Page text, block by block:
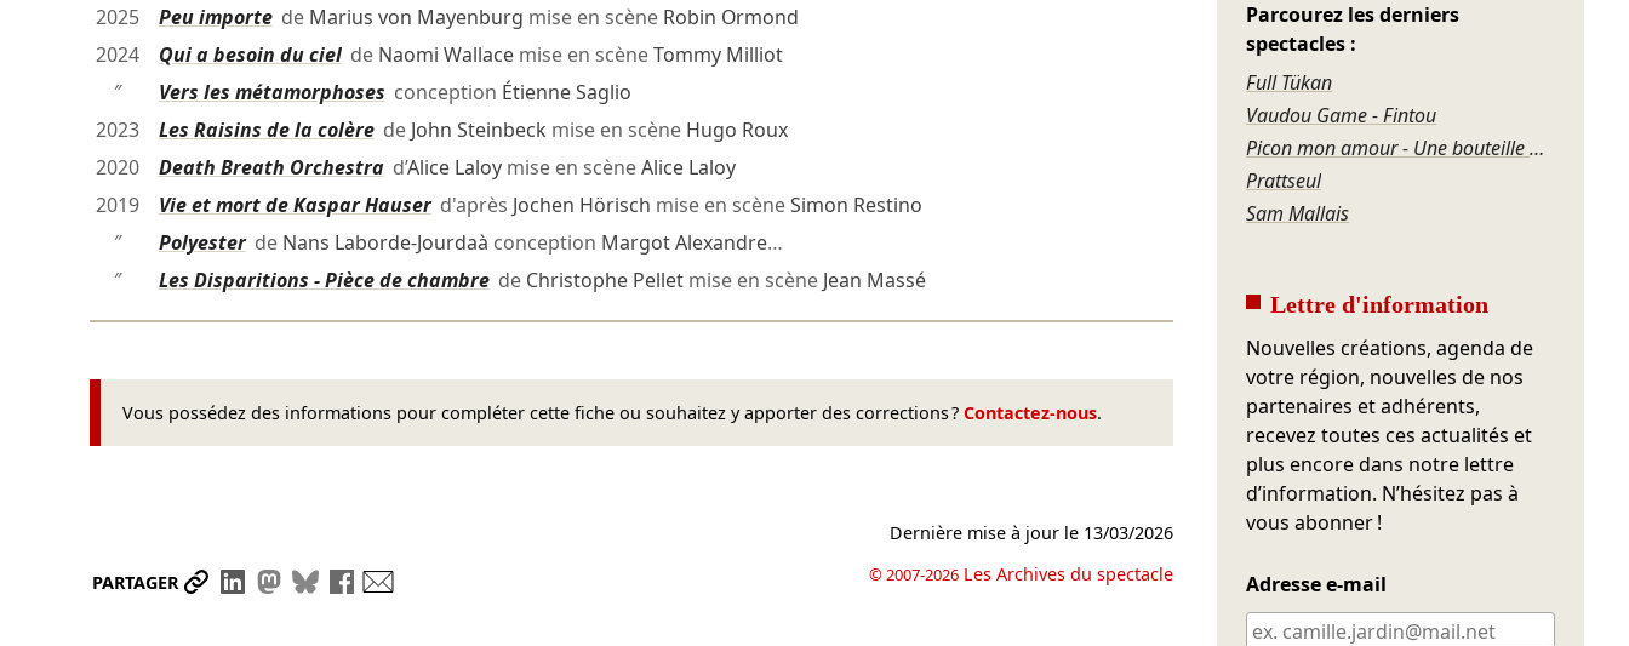
2025
Peu importede Marius von Mayenburg mise en scène Robin Ormond
2024
Qui a besoin du cielde Naomi Wallacemise en scèneTommy Milliot
″
Vers les métamorphoses conception Étienne Saglio
2023
Les Raisins de la colèrede John Steinbeck mise en scène Hugo Roux
2020
Death Breath Orchestrad’Alice Laloymise en scèneAlice Laloy
2019
Vie et mort de Kaspar Hauserd'après Jochen Hörisch mise en scèneSimon Restino
″
Polyesterde Nans Laborde-Jourdaà conception Margot Alexandre…
″
Les Disparitions - Pièce de chambrede Christophe Pelletmise en scène Jean Massé
Vous possédez des informations pour compléter cette fiche ou souhaitez y apporter des corrections ? Contactez-nous.
PARTAGER Partager le lien
Partager sur LinkedIn
Partager sur Mastodon
Partager sur Bluesky
Partager sur Facebook
Dernière mise à jour le 13/03/2026
© 2007-2026 Les Archives du spectacle
Parcourez les derniers
spectacles :
Full Tükan
Vaudou Game - Fintou
Picon mon amour - Une bouteille à l'amer
Prattseul
Sam Mallais
Lettre d'information
Nouvelles créations, agenda de
votre région, nouvelles de nos
partenaires et adhérents,
recevez toutes ces actualités et
plus encore dans notre lettre
d’information. N’hésitez pas à
vous abonner !
Adresse e-mail